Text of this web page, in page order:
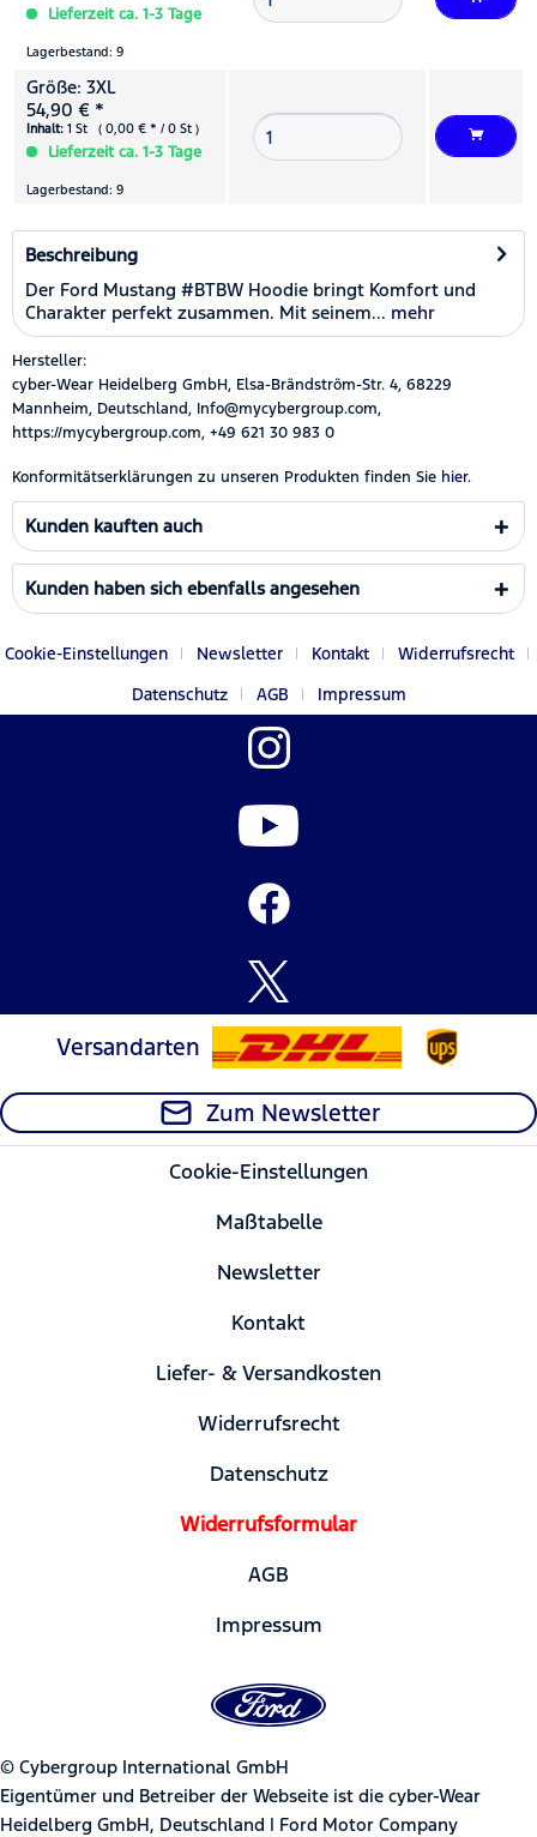
Lieferzeit ca. 1-3 Tage
Lagerbestand: 9
Größe: 3XL
54,90 € *
Inhalt: 1 St ( 0,00 € * / 0 St )
Lieferzeit ca. 1-3 Tage
Lagerbestand: 9
Beschreibung
Der Ford Mustang #BTBW Hoodie bringt Komfort und
Charakter perfekt zusammen. Mit seinem... mehr
Hersteller:
cyber-Wear Heidelberg GmbH, Elsa-Brändström-Str. 4, 68229
Mannheim, Deutschland, Info@mycybergroup.com,
https://mycybergroup.com, +49 621 30 983 0
Konformitätserklärungen zu unseren Produkten finden Sie hier.
Kunden kauften auch
Kunden haben sich ebenfalls angesehen
Cookie-Einstellungen Newsletter Kontakt
Widerrufsrecht
Datenschutz
AGB Impressum
Versandarten
Zum Newsletter
Cookie-Einstellungen
Maßtabelle
Newsletter
Kontakt
Liefer- & Versandkosten
Widerrufsrecht
Datenschutz
Widerrufsformular
AGB
Impressum
© Cybergroup International GmbH
Eigentümer und Betreiber der Webseite ist die cyber-Wear
Heidelberg GmbH, Deutschland | Ford Motor Company